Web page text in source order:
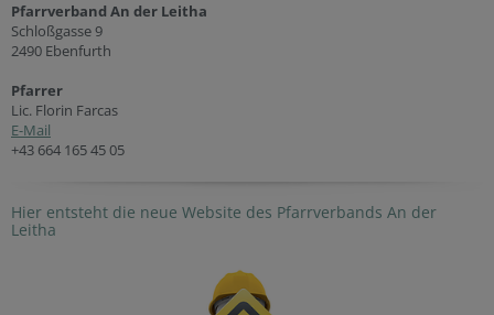
Pfarrverband An der Leitha
Schloßgasse 9
2490 Ebenfurth
Pfarrer
Lic. Florin Farcas
E-Mail
+43 664 165 45 05
Hier entsteht die neue Website des Pfarrverbands An der
Leitha